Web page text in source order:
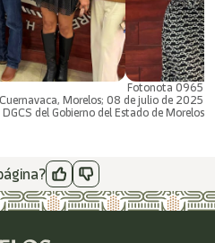
Fotonota 0965
Cuernavaca, Morelos; 08 de julio de 2025
DGCS del Gobierno del Estado de Morelos